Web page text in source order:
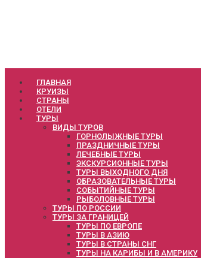
ГЛАВНАЯ
КРУИЗЫ
СТРАНЫ
ОТЕЛИ
ТУРЫ
ВИДЫ ТУРОВ
ГОРНОЛЫЖНЫЕ ТУРЫ
ПРАЗДНИЧНЫЕ ТУРЫ
ЛЕЧЕБНЫЕ ТУРЫ
ЭКСКУРСИОННЫЕ ТУРЫ
ТУРЫ ВЫХОДНОГО ДНЯ
ОБРАЗОВАТЕЛЬНЫЕ ТУРЫ
СОБЫТИЙНЫЕ ТУРЫ
РЫБОЛОВНЫЕ ТУРЫ
ТУРЫ ПО РОССИИ
ТУРЫ ЗА ГРАНИЦЕЙ
ТУРЫ ПО ЕВРОПЕ
ТУРЫ В АЗИЮ
ТУРЫ В СТРАНЫ СНГ
ТУРЫ НА КАРИБЫ И В АМЕРИКУ